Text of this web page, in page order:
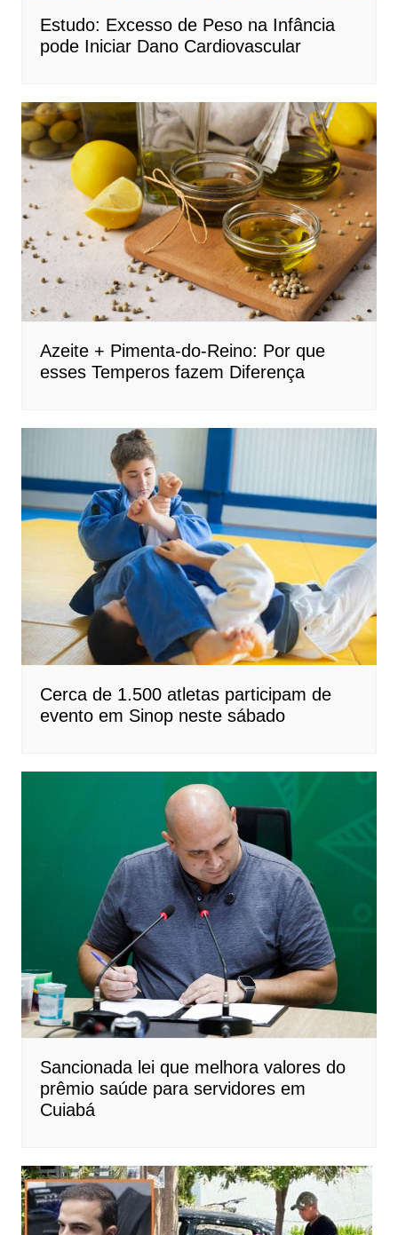
Estudo: Excesso de Peso na Infância
pode Iniciar Dano Cardiovascular
Azeite + Pimenta-do-Reino: Por que
esses Temperos fazem Diferença
Cerca de 1.500 atletas participam de
evento em Sinop neste sábado
Sancionada lei que melhora valores do
prêmio saúde para servidores em
Cuiabá